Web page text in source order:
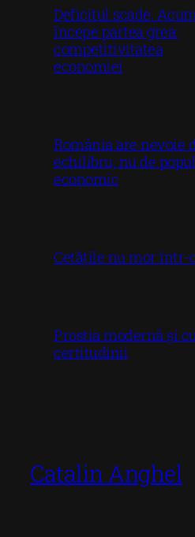
Deficitul scade.
începe partea grea:
competitivitatea
economiei
România are nevoie
echilibru, nu de
economic
Cetățile nu mor într-
Prostia modernă și
certitudinii
Catalin Anghel